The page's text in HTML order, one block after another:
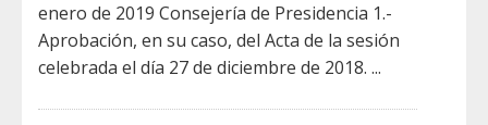
enero de 2019 Consejería de Presidencia 1.-
Aprobación, en su caso, del Acta de la sesión
celebrada el día 27 de diciembre de 2018. ...